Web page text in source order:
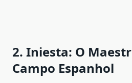
2. Iniesta: O
Campo Espanhol